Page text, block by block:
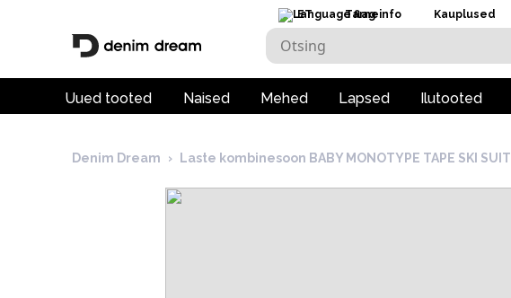
ET Tarneinfo Kauplused
Uued tooted Naised Mehed Lapsed Ilutooted
Denim Dream › Laste kombinesoon BABY MONOTYPE TAPE SKI SUIT